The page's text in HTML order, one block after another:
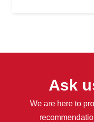
Ask
We are here to